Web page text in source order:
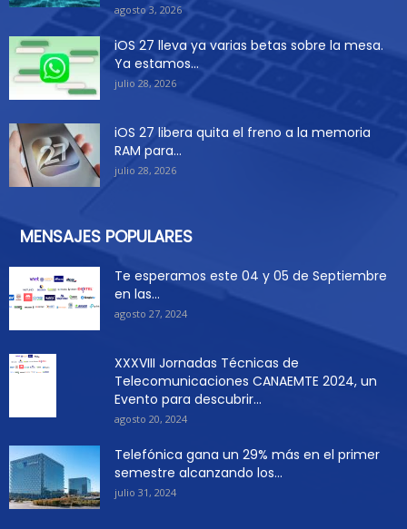
agosto 3, 2026
iOS 27 lleva ya varias betas sobre la mesa.
Ya estamos...
julio 28, 2026
iOS 27 libera quita el freno a la memoria
RAM para...
julio 28, 2026
MENSAJES POPULARES
Te esperamos este 04 y 05 de Septiembre
en las...
agosto 27, 2024
XXXVIII Jornadas Técnicas de
Telecomunicaciones CANAEMTE 2024, un
Evento para descubrir...
agosto 20, 2024
Telefónica gana un 29% más en el primer
semestre alcanzando los...
julio 31, 2024